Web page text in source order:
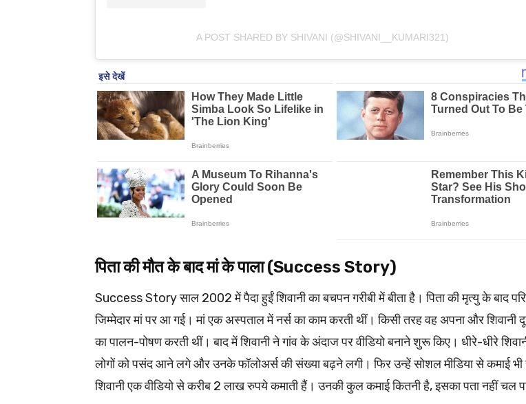
A POST SHARED BY SHIVANI (@SHIVANI__KUMARI321)
पिता की मौत के बाद मां के पाला (Success Story)
Success Story साल 2002 में पैदा हुईं शिवानी का बचपन गरीबी में बीता है। पिता की मृत्यु के बाद
जिम्मेदार मां पर आ गई। मां एक अस्पताल में नर्स का काम करती थीं। किसी तरह वह अपना और शिवानी
का पालन-पोषण करती थीं। बाद में शिवानी ने गांव के अंदाज पर वीडियो बनाने शुरू किए। धीरे-धीरे
लोगों को पसंद आने लगे और उनके फॉलोअर्स की संख्या बढ़ने लगी। फिर उन्हें सोशल मीडिया से कमाई भी
शिवानी एक वीडियो से करीब 2 लाख रुपये कमाती हैं। उनकी कुल कमाई कितनी है, इसका पता नहीं चल